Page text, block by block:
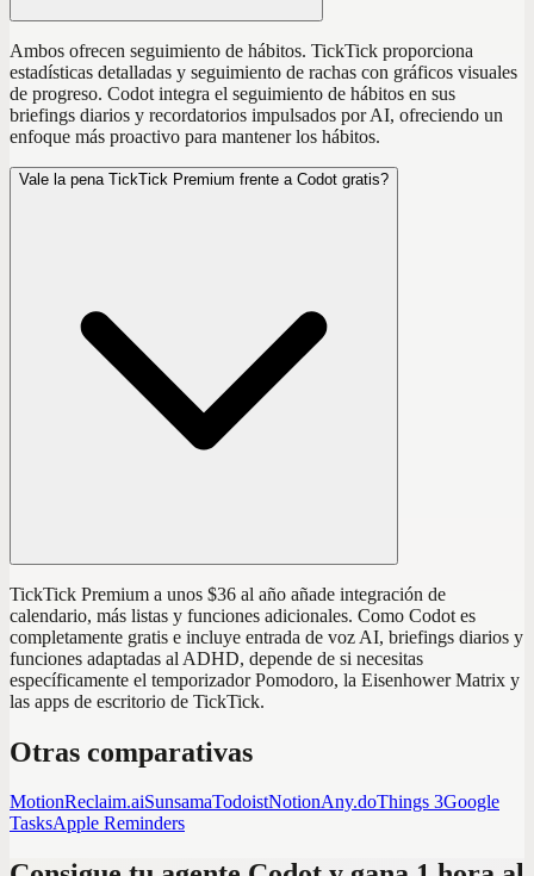
Ambos ofrecen seguimiento de hábitos. TickTick proporciona
estadísticas detalladas y seguimiento de rachas con gráficos visuales
de progreso. Codot integra el seguimiento de hábitos en sus
briefings diarios y recordatorios impulsados por AI, ofreciendo un
enfoque más proactivo para mantener los hábitos.
Vale la pena TickTick Premium frente a Codot gratis?
TickTick Premium a unos $36 al año añade integración de
calendario, más listas y funciones adicionales. Como Codot es
completamente gratis e incluye entrada de voz AI, briefings diarios y
funciones adaptadas al ADHD, depende de si necesitas
específicamente el temporizador Pomodoro, la Eisenhower Matrix y
las apps de escritorio de TickTick.
Otras comparativas
MotionReclaim.aiSunsamaTodoistNotionAny.doThings 3Google
TasksApple Reminders